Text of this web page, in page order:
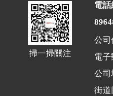
掃一掃關注
電話
公司
電子
公司
街道